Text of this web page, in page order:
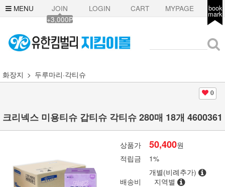
MENU
JOIN
+3,000P
LOGIN CART MYPAGE book
mark
화장지 두루마리·각티슈
0
크리넥스 미용티슈 갑티슈 각티슈 280매 18개 4600361
상품가 50,400원
적립금
1%
배송비
개별(비례추가)
지역별